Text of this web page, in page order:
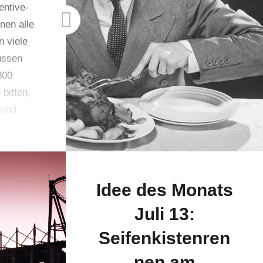
alle
viele
bitten,
Idee des Monats
Juli 13:
Seifenkistenren